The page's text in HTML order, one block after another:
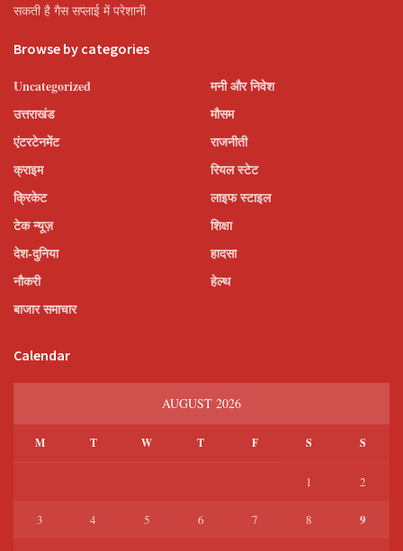
सकती है गैस सप्लाई में परेशानी
Browse by categories
Uncategorized
उत्तराखंड
एंटरटेनमेंट
क्राइम
क्रिकेट
टेक न्यूज़
देश-दुनिया
नौकरी
बाजार समाचार
मनी और निवेश
मौसम
राजनीती
रियल स्टेट
लाइफ स्टाइल
शिक्षा
हादसा
हेल्थ
Calendar
AUGUST 2026
M T W T F S S
1 2
3 4 5 6 7 8 9